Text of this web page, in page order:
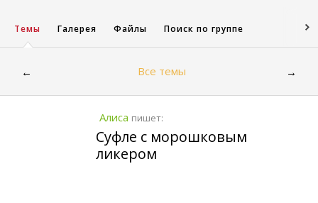
Темы Галерея Файлы Поиск по группе
← Все темы →
Алиса пишет:
Суфле с морошковым
ликером